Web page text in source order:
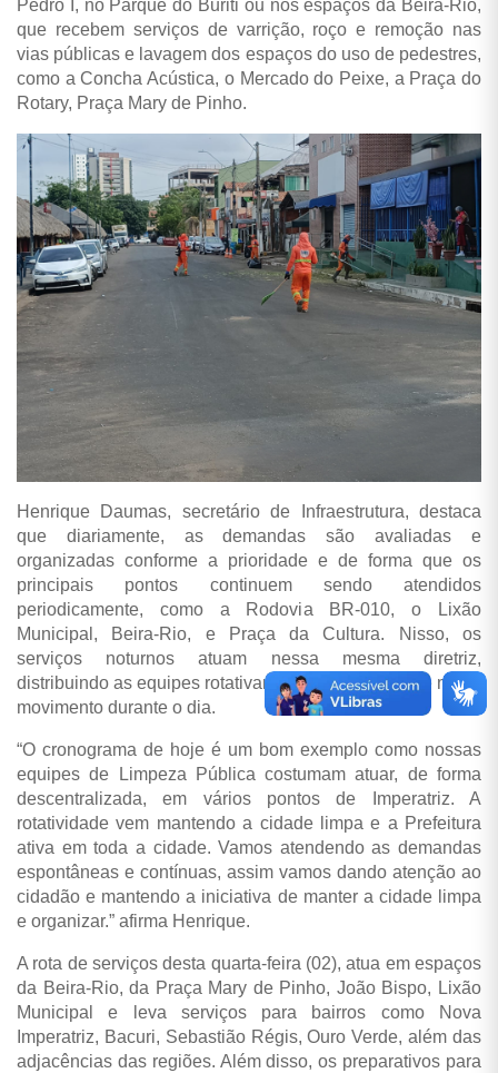
Pedro I, no Parque do Buriti ou nos espaços da Beira-Rio,
que recebem serviços de varrição, roço e remoção nas
vias públicas e lavagem dos espaços do uso de pedestres,
como a Concha Acústica, o Mercado do Peixe, a Praça do
Rotary, Praça Mary de Pinho.
Henrique Daumas, secretário de Infraestrutura, destaca
que diariamente, as demandas são avaliadas e
organizadas conforme a prioridade e de forma que os
principais pontos continuem sendo atendidos
periodicamente, como a Rodovia BR-010, o Lixão
Municipal, Beira-Rio, e Praça da Cultura. Nisso, os
serviços noturnos atuam nessa mesma diretriz,
distribuindo as equipes rotativamente nos trechos de maior
movimento durante o dia.
“O cronograma de hoje é um bom exemplo como nossas
equipes de Limpeza Pública costumam atuar, de forma
descentralizada, em vários pontos de Imperatriz. A
rotatividade vem mantendo a cidade limpa e a Prefeitura
ativa em toda a cidade. Vamos atendendo as demandas
espontâneas e contínuas, assim vamos dando atenção ao
cidadão e mantendo a iniciativa de manter a cidade limpa
e organizar.” afirma Henrique.
A rota de serviços desta quarta-feira (02), atua em espaços
da Beira-Rio, da Praça Mary de Pinho, João Bispo, Lixão
Municipal e leva serviços para bairros como Nova
Imperatriz, Bacuri, Sebastião Régis, Ouro Verde, além das
adjacências das regiões. Além disso, os preparativos para